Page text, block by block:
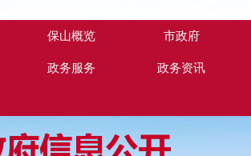
保山概览 市政府
政务服务 政务资讯